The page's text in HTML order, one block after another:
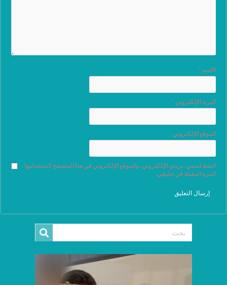
الاسم*
البريد الإلكتروني*
الموقع الإلكتروني
احفظ اسمي، بريدي الإلكتروني، والموقع الإلكتروني في هذا المتصفح لاستخدامها
المرة المقبلة في تعليقي.